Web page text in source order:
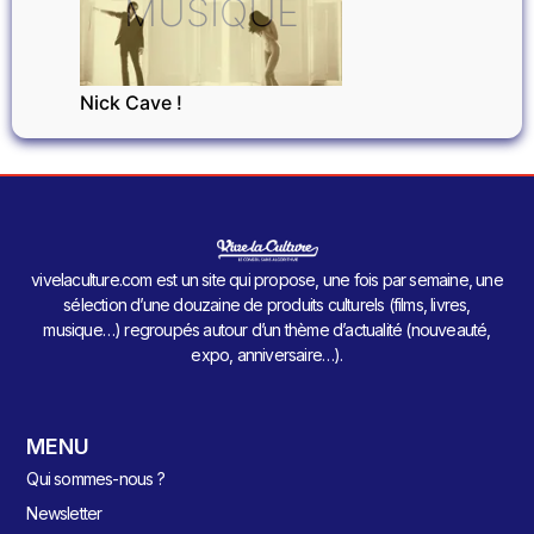
MUSIQUE
Nick Cave !
vivelaculture.com est un site qui propose, une fois par semaine, une
sélection d’une douzaine de produits culturels (films, livres,
musique…) regroupés autour d’un thème d’actualité (nouveauté,
expo, anniversaire…).
MENU
Qui sommes-nous ?
Newsletter